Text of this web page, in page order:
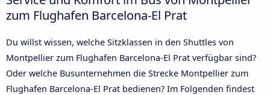
zum Flughafen Barcelona-El Prat
Du willst wissen, welche Sitzklassen in den Shuttles von
Montpellier zum Flughafen Barcelona-El Prat verfügbar sind?
Oder welche Busunternehmen die Strecke Montpellier zum
Flughafen Barcelona-El Prat bedienen? Im Folgenden findest